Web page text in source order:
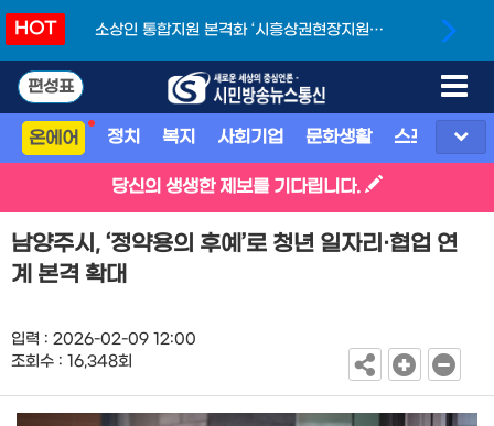
HOT
소상인 통합지원 본격화 ‘시흥상권현장지원단’
편성표
온에어 정치 복지 사회기업 문화생활 스포츠 지
당신의 생생한 제보를 기다립니다.
남양주시, ‘정약용의 후예’로 청년 일자리·협업 연
계 본격 확대
입력 : 2026-02-09 12:00
조회수 : 16,348회